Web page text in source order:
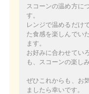
スコーンの温め方に
す。
レンジで温めるだけ
た食感を楽しんでい
ます。
お好みに合わせてい
も、スコーンの楽し
ぜひこれからも、お
ましたら幸いです。